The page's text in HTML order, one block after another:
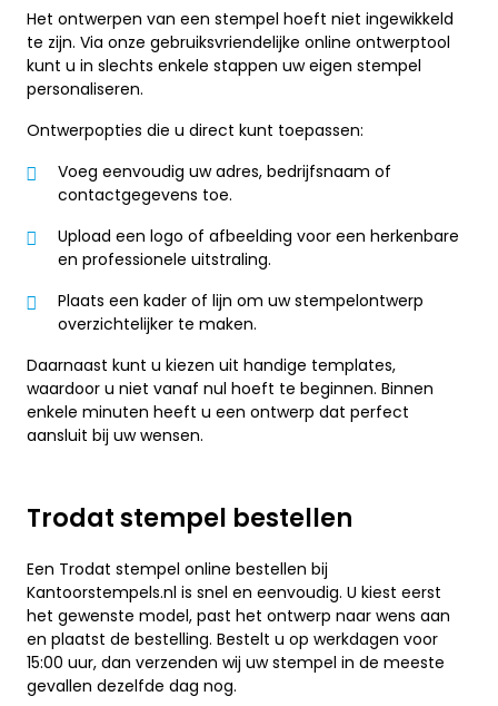
Het ontwerpen van een stempel hoeft niet ingewikkeld
te zijn. Via onze gebruiksvriendelijke online ontwerptool
kunt u in slechts enkele stappen uw eigen stempel
personaliseren.
Ontwerpopties die u direct kunt toepassen:
Voeg eenvoudig uw adres, bedrijfsnaam of
contactgegevens toe.
Upload een logo of afbeelding voor een herkenbare
en professionele uitstraling.
Plaats een kader of lijn om uw stempelontwerp
overzichtelijker te maken.
Daarnaast kunt u kiezen uit handige templates,
waardoor u niet vanaf nul hoeft te beginnen. Binnen
enkele minuten heeft u een ontwerp dat perfect
aansluit bij uw wensen.
Trodat stempel bestellen
Een Trodat stempel online bestellen bij
Kantoorstempels.nl is snel en eenvoudig. U kiest eerst
het gewenste model, past het ontwerp naar wens aan
en plaatst de bestelling. Bestelt u op werkdagen voor
15:00 uur, dan verzenden wij uw stempel in de meeste
gevallen dezelfde dag nog.